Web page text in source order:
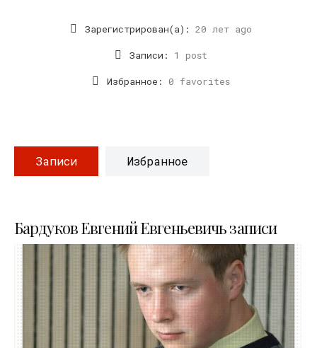
Зарегистрирован(а): 20 лет ago
Записи: 1 post
Избранное: 0 favorites
Записи Избранное
Бардуков Евгений Евгеньевичь записи